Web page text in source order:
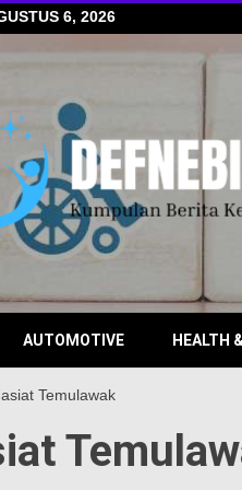
6, 2026
AUTOMOTIVE HEALTH
Temulawak